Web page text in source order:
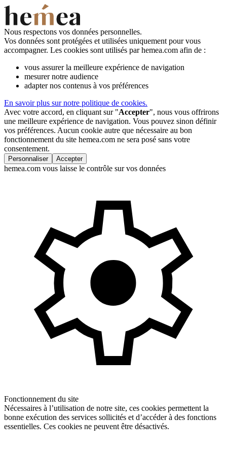
Nous respectons vos données personnelles.
Vos données sont protégées et utilisées uniquement pour vous
accompagner. Les cookies sont utilisés par hemea.com afin de :
vous assurer la meilleure expérience de navigation
mesurer notre audience
adapter nos contenus à vos préférences
En savoir plus sur notre politique de cookies.
Avec votre accord, en cliquant sur "Accepter", nous vous offrirons
une meilleure expérience de navigation. Vous pouvez sinon définir
vos préférences. Aucun cookie autre que nécessaire au bon
fonctionnement du site hemea.com ne sera posé sans votre
consentement.
Personnaliser Accepter
hemea.com vous laisse le contrôle sur vos données
Fonctionnement du site
Nécessaires à l’utilisation de notre site, ces cookies permettent la
bonne exécution des services sollicités et d’accéder à des fonctions
essentielles. Ces cookies ne peuvent être désactivés.